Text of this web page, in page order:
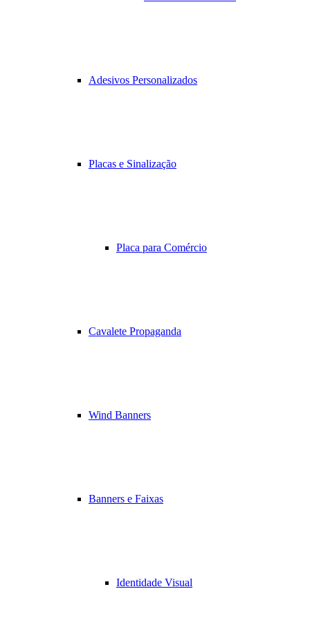
Adesivos Personalizados
Placas e Sinalização
Placa para Comércio
Cavalete Propaganda
Wind Banners
Banners e Faixas
Identidade Visual